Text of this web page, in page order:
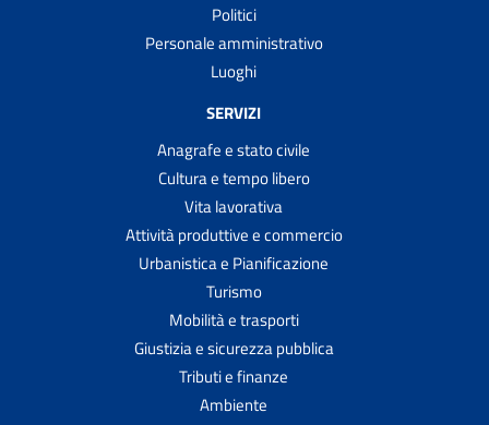
Politici
Personale amministrativo
Luoghi
SERVIZI
Anagrafe e stato civile
Cultura e tempo libero
Vita lavorativa
Attività produttive e commercio
Urbanistica e Pianificazione
Turismo
Mobilità e trasporti
Giustizia e sicurezza pubblica
Tributi e finanze
Ambiente